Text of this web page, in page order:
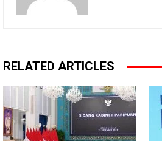
RELATED ARTICLES